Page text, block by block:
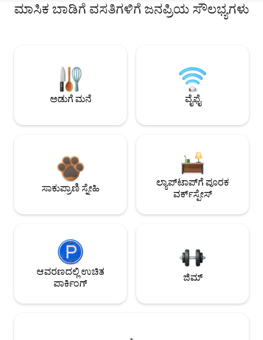
ಮಾಸಿಕ ಬಾಡಿಗೆ ವಸತಿಗಳಿಗೆ ಜನಪ್ರಿಯ ಸೌಲಭ್ಯಗಳು
ಅಡುಗೆ ಮನೆ ವೈಫೈ
ಸಾಕುಪ್ರಾಣಿ ಸ್ನೇಹಿ
ಲ್ಯಾಪ್‌ಟಾಪ್‌ಗೆ ಪೂರಕ
ವರ್ಕ್‌ಸ್ಪೇಸ್
ಆವರಣದಲ್ಲಿ ಉಚಿತ
ಪಾರ್ಕಿಂಗ್
ಜಿಮ್